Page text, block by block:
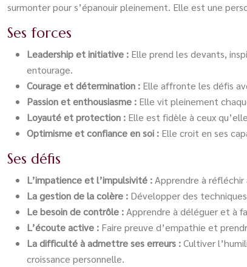
surmonter pour s’épanouir pleinement. Elle est une
Ses forces
Leadership et initiative : Elle prend les devants,
entourage.
Courage et détermination : Elle affronte les défis
Passion et enthousiasme : Elle vit pleinement
Loyauté et protection : Elle est fidèle à ceux
Optimisme et confiance en soi : Elle croit en ses
Ses défis
L’impatience et l’impulsivité :Apprendre à réfléchir
La gestion de la colère : Développer des
Le besoin de contrôle :Apprendre à déléguer et à
L’écoute active : Faire preuve d’empathie et
La difficulté à admettre ses erreurs :Cultiver
croissance personnelle.